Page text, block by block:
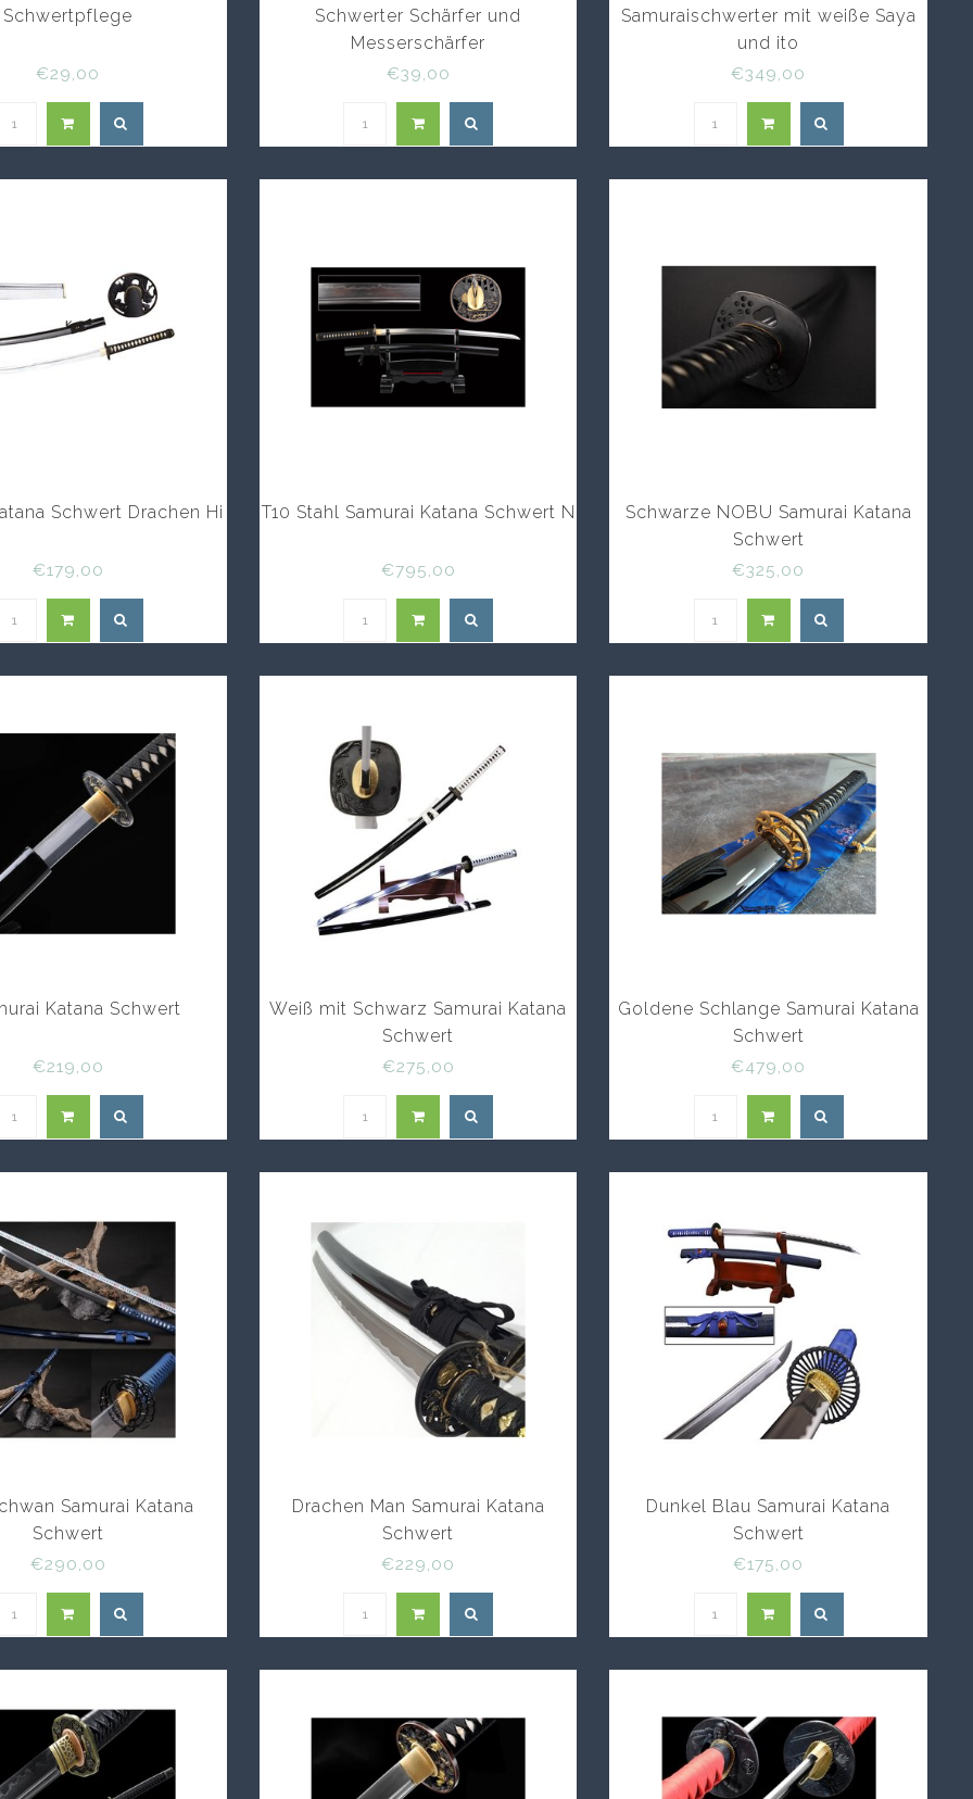
Schwertpflege
€29,00
Schwerter Schärfer und
Messerschärfer
€39,00
Samuraischwerter mit weiße Saya
und ito
€349,00
Schwert Drachen Hi
€179,00
T10 Stahl Samurai Katana Schwert N
€795,00
Schwarze NOBU Samurai Katana
Schwert
€325,00
Katana Schwert
€219,00
Weiß mit Schwarz Samurai Katana
Schwert
€275,00
Goldene Schlange Samurai Katana
Schwert
€479,00
Samurai Katana
Schwert
€290,00
Drachen Man Samurai Katana
Schwert
€229,00
Dunkel Blau Samurai Katana
Schwert
€175,00